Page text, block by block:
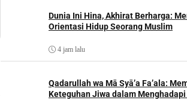
Dunia Ini Hina, Akhirat Berharga:
Orientasi Hidup Seorang Muslim
4 jam lalu
Qadarullah wa Mā Syā’a Fa’ala:
Keteguhan Jiwa dalam